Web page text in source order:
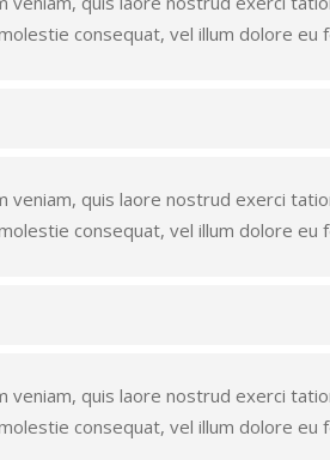
consequat, vel illum dolore eu
veniam, quis laore nostrud exerci
consequat, vel illum dolore eu
veniam, quis laore nostrud exerci
consequat, vel illum dolore eu